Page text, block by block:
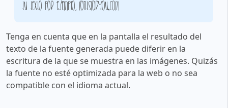
Tu texto por ejemplo, fontsforyou.com
Tenga en cuenta que en la pantalla el resultado del
texto de la fuente generada puede diferir en la
escritura de la que se muestra en las imágenes. Quizás
la fuente no esté optimizada para la web o no sea
compatible con el idioma actual.